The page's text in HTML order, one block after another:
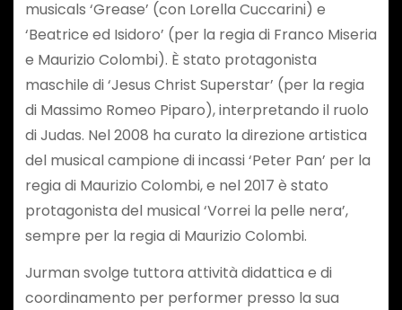
musicals ‘Grease’ (con Lorella Cuccarini) e
‘Beatrice ed Isidoro’ (per la regia di Franco Miseria
e Maurizio Colombi). È stato protagonista
maschile di ‘Jesus Christ Superstar’ (per la regia
di Massimo Romeo Piparo), interpretando il ruolo
di Judas. Nel 2008 ha curato la direzione artistica
del musical campione di incassi ‘Peter Pan’ per la
regia di Maurizio Colombi, e nel 2017 è stato
protagonista del musical ‘Vorrei la pelle nera’,
sempre per la regia di Maurizio Colombi.
Jurman svolge tuttora attività didattica e di
coordinamento per performer presso la sua